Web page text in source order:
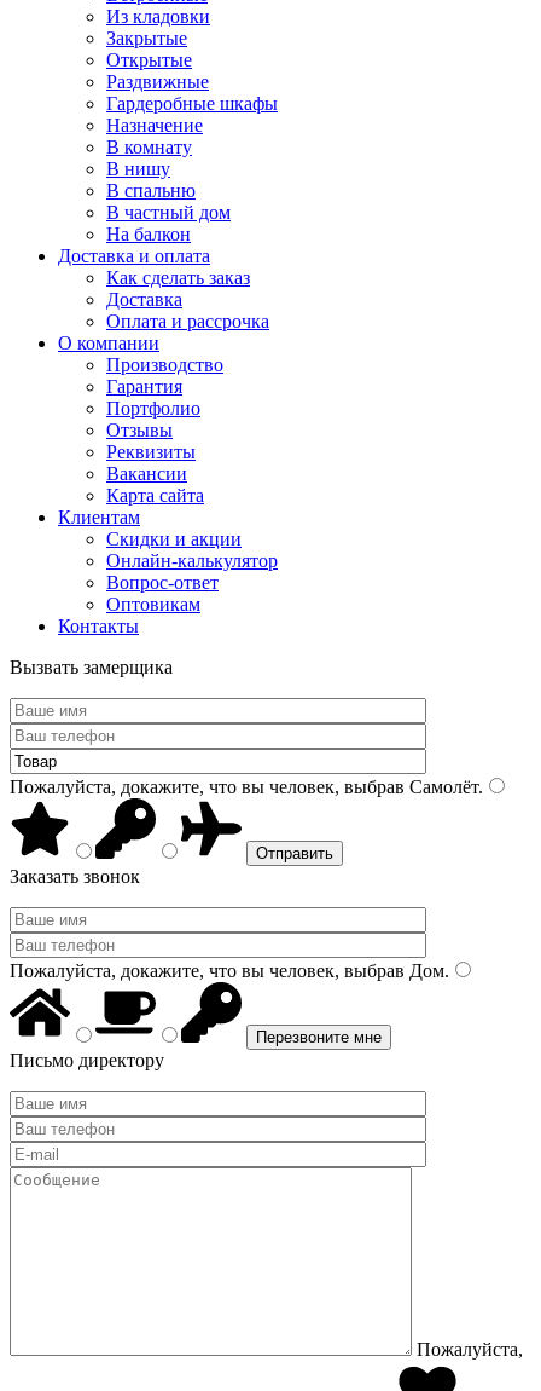
Из кладовки
Закрытые
Открытые
Раздвижные
Гардеробные шкафы
Назначение
В комнату
В нишу
В спальню
В частный дом
На балкон
Доставка и оплата
Как сделать заказ
Доставка
Оплата и рассрочка
О компании
Производство
Гарантия
Портфолио
Отзывы
Реквизиты
Вакансии
Карта сайта
Клиентам
Скидки и акции
Онлайн-калькулятор
Вопрос-ответ
Оптовикам
Контакты
Вызвать замерщика
Пожалуйста, докажите, что вы человек, выбрав Самолёт.
Заказать звонок
Пожалуйста, докажите, что вы человек, выбрав Дом.
Письмо директору
Пожалуйста,